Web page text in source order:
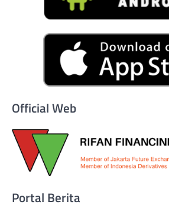
Official Web
Portal Berita